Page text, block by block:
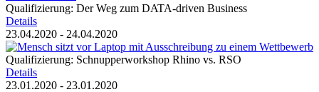
Qualifizierung: Der Weg zum DATA-driven Business
Details
23.04.2020 - 24.04.2020
Qualifizierung: Schnupperworkshop Rhino vs. RSO
Details
23.01.2020 - 23.01.2020